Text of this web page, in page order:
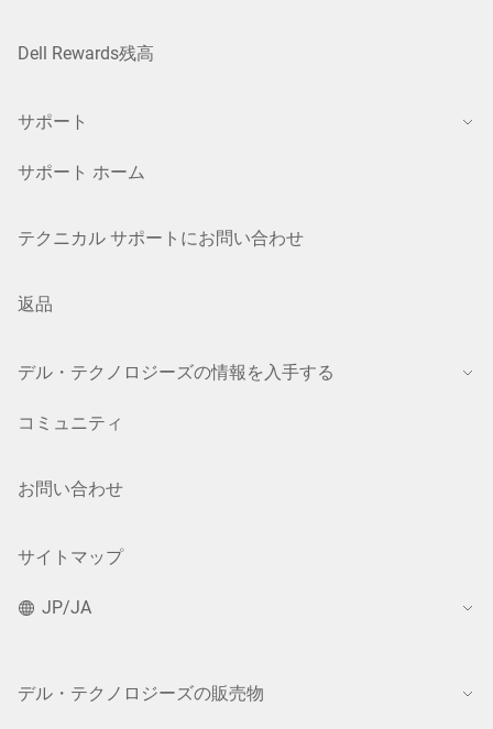
Dell Rewards残高
サポート
サポート ホーム
テクニカル サポートにお問い合わせ
返品
デル・テクノロジーズの情報を入手する
コミュニティ
お問い合わせ
サイトマップ
JP/JA
デル・テクノロジーズの販売物